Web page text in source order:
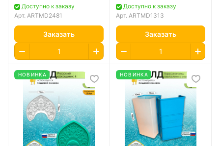
Доступно к заказу
Арт. ARTMD2481
Заказать
Доступно к заказу
Арт. ARTMD1313
Заказать
НОВИНКА НОВИНКА